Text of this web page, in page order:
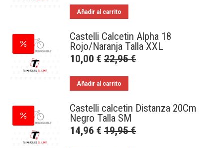
Añadir al carrito
Castelli Calcetin Alpha 18
Rojo/Naranja Talla XXL
10,00 € 22,95€
Añadir al carrito
Castelli calcetin Distanza 20Cm
Negro Talla SM
14,96 € 19,95€